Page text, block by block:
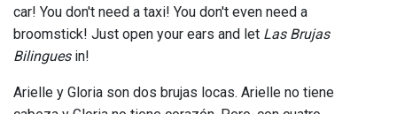
car! You don't need a taxi! You don't even need a
broomstick! Just open your ears and let Las Brujas
Bilinguesin!
Arielle y Gloria son dos brujas locas. Arielle no tiene